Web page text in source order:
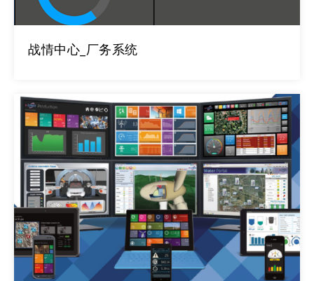
战情中心_厂务系统